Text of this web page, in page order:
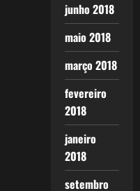
junho 2018
maio 2018
março 2018
fevereiro
2018
janeiro
2018
setembro